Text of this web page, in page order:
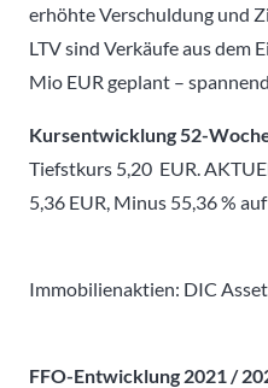
erhöhte Verschuldung und
LTV sind Verkäufe aus dem
Mio EUR geplant –
Kursentwicklung 52-
Tiefstkurs 5,20 EUR.
5,36 EUR, Minus 55,36 %
Immobilienaktien: DIC
FFO-Entwicklung 2021 /